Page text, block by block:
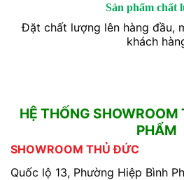
Sản phẩm chất
Đặt chất lượng lên hàng đầu,
khách
HỆ THỐNG
PHẨM
SHOWROOM THỦ ĐỨC
Quốc lộ 13, Phường Hiệp Bình